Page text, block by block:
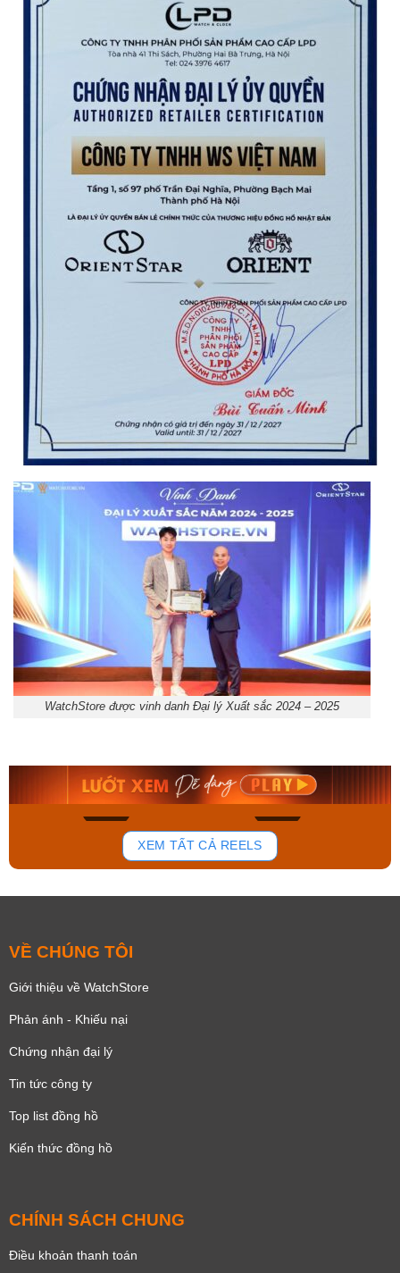
WatchStore được vinh danh Đại lý Xuất sắc 2024 – 2025
136
Mua ngay Mua ngay
XEM TẤT CẢ REELS
VỀ CHÚNG TÔI
Giới thiệu về WatchStore
Phản ánh - Khiếu nại
Chứng nhận đại lý
Tin tức công ty
Top list đồng hồ
Kiến thức đồng hồ
CHÍNH SÁCH CHUNG
Điều khoản thanh toán